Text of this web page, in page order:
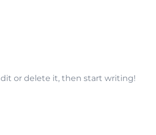
or delete it, then start writing!